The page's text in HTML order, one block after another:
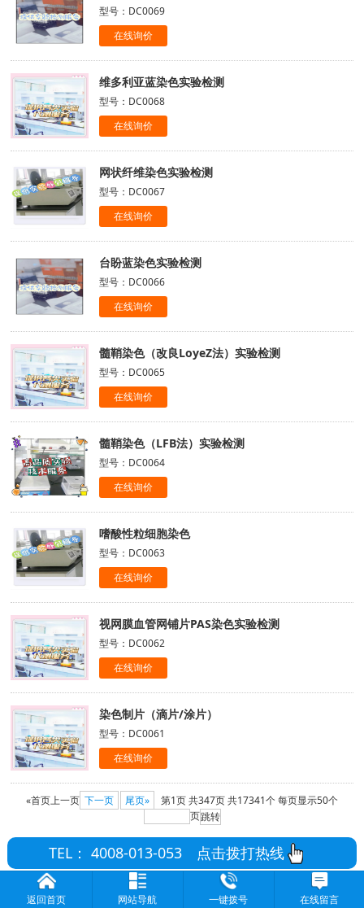
型号：DC0069
在线询价
维多利亚蓝染色实验检测
型号：DC0068
在线询价
网状纤维染色实验检测
型号：DC0067
在线询价
台盼蓝染色实验检测
型号：DC0066
在线询价
髓鞘染色（改良LoyeZ法）实验检测
型号：DC0065
在线询价
髓鞘染色（LFB法）实验检测
型号：DC0064
在线询价
嗜酸性粒细胞染色
型号：DC0063
在线询价
视网膜血管网铺片PAS染色实验检测
型号：DC0062
在线询价
染色制片（滴片/涂片）
型号：DC0061
在线询价
«首页上一页 下一页 尾页» 第1页共347页共17341个每页显示50个
页
TEL： 4008-013-053点击拨打热线
返回首页 网站导航 一键拨号 在线留言